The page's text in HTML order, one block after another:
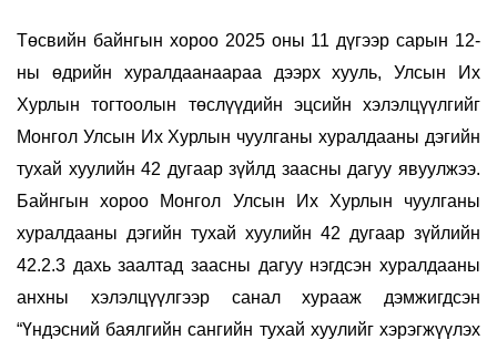
Төсвийн байнгын хороо 2025 оны 11 дүгээр сарын 12-
ны өдрийн хуралдаанаараа дээрх хууль, Улсын Их
Хурлын тогтоолын төслүүдийн эцсийн хэлэлцүүлгийг
Монгол Улсын Их Хурлын чуулганы хуралдааны дэгийн
тухай хуулийн 42 дугаар зүйлд заасны дагуу явуулжээ.
Байнгын хороо Монгол Улсын Их Хурлын чуулганы
хуралдааны дэгийн тухай хуулийн 42 дугаар зүйлийн
42.2.3 дахь заалтад заасны дагуу нэгдсэн хуралдааны
анхны хэлэлцүүлгээр санал хурааж дэмжигдсэн
“Үндэсний баялгийн сангийн тухай хуулийг хэрэгжүүлэх